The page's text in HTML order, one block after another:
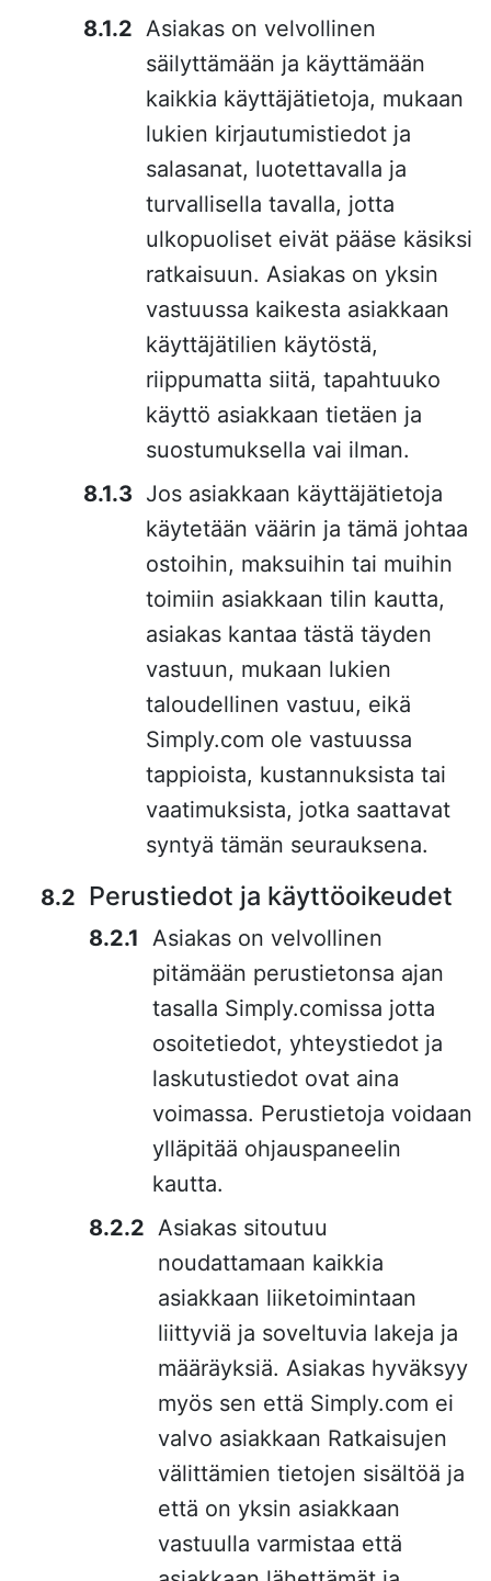
Asiakas on velvollinen
säilyttämään ja käyttämään
kaikkia käyttäjätietoja, mukaan
lukien kirjautumistiedot ja
salasanat, luotettavalla ja
turvallisella tavalla, jotta
ulkopuoliset eivät pääse käsiksi
ratkaisuun. Asiakas on yksin
vastuussa kaikesta asiakkaan
käyttäjätilien käytöstä,
riippumatta siitä, tapahtuuko
käyttö asiakkaan tietäen ja
suostumuksella vai ilman.
Jos asiakkaan käyttäjätietoja
käytetään väärin ja tämä johtaa
ostoihin, maksuihin tai muihin
toimiin asiakkaan tilin kautta,
asiakas kantaa tästä täyden
vastuun, mukaan lukien
taloudellinen vastuu, eikä
Simply.com ole vastuussa
tappioista, kustannuksista tai
vaatimuksista, jotka saattavat
syntyä tämän seurauksena.
Perustiedot ja käyttöoikeudet
Asiakas on velvollinen
pitämään perustietonsa ajan
tasalla Simply.comissa jotta
osoitetiedot, yhteystiedot ja
laskutustiedot ovat aina
voimassa. Perustietoja voidaan
ylläpitää ohjauspaneelin
kautta.
Asiakas sitoutuu
noudattamaan kaikkia
asiakkaan liiketoimintaan
liittyviä ja soveltuvia lakeja ja
määräyksiä. Asiakas hyväksyy
myös sen että Simply.com ei
valvo asiakkaan Ratkaisujen
välittämien tietojen sisältöä ja
että on yksin asiakkaan
vastuulla varmistaa että